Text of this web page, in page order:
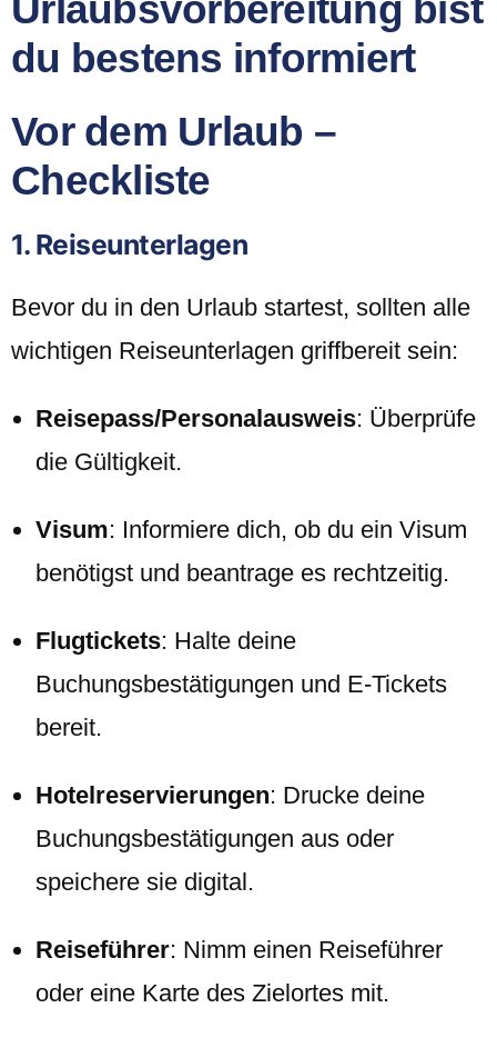
du bestens informiert
Vor dem Urlaub –
Checkliste
1. Reiseunterlagen
Bevor du in den Urlaub startest, sollten alle
wichtigen Reiseunterlagen griffbereit sein:
Reisepass/Personalausweis: Überprüfe
die Gültigkeit.
Visum: Informiere dich, ob du ein Visum
benötigst und beantrage es rechtzeitig.
Flugtickets: Halte deine
Buchungsbestätigungen und E-Tickets
bereit.
Hotelreservierungen: Drucke deine
Buchungsbestätigungen aus oder
speichere sie digital.
Reiseführer: Nimm einen Reiseführer
oder eine Karte des Zielortes mit.